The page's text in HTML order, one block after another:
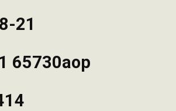
21
65730aop